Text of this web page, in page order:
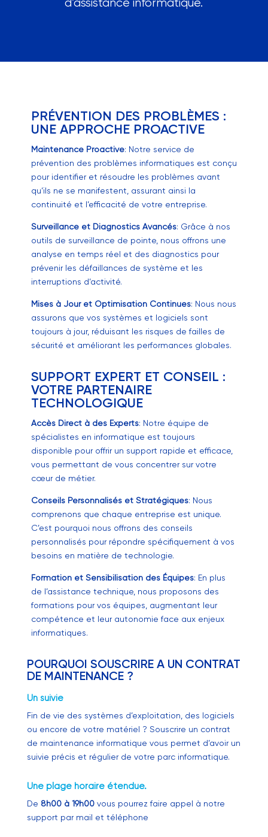
d’assistance informatique.
PRÉVENTION DES PROBLÈMES :
UNE APPROCHE PROACTIVE
Maintenance Proactive: Notre service de
prévention des problèmes informatiques est conçu
pour identifier et résoudre les problèmes avant
qu’ils ne se manifestent, assurant ainsi la
continuité et l’efficacité de votre entreprise.
Surveillance et Diagnostics Avancés: Grâce à nos
outils de surveillance de pointe, nous offrons une
analyse en temps réel et des diagnostics pour
prévenir les défaillances de système et les
interruptions d’activité.
Mises à Jour et Optimisation Continues: Nous nous
assurons que vos systèmes et logiciels sont
toujours à jour, réduisant les risques de failles de
sécurité et améliorant les performances globales.
SUPPORT EXPERT ET CONSEIL :
VOTRE PARTENAIRE
TECHNOLOGIQUE
Accès Direct à des Experts: Notre équipe de
spécialistes en informatique est toujours
disponible pour offrir un support rapide et efficace,
vous permettant de vous concentrer sur votre
cœur de métier.
Conseils Personnalisés et Stratégiques: Nous
comprenons que chaque entreprise est unique.
C’est pourquoi nous offrons des conseils
personnalisés pour répondre spécifiquement à vos
besoins en matière de technologie.
Formation et Sensibilisation des Équipes: En plus
de l’assistance technique, nous proposons des
formations pour vos équipes, augmentant leur
compétence et leur autonomie face aux enjeux
informatiques.
POURQUOI SOUSCRIRE A UN CONTRAT
DE MAINTENANCE ?
Un suivie
Fin de vie des systèmes d’exploitation, des logiciels
ou encore de votre matériel ? Souscrire un contrat
de maintenance informatique vous permet d’avoir un
suivie précis et régulier de votre parc informatique.
Une plage horaire étendue.
De 8h00 à 19h00vous pourrez faire appel à notre
support par mail et téléphone